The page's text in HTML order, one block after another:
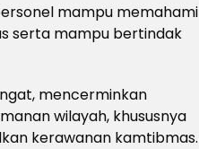
mampu memahami
serta mampu bertindak
mencerminkan
wilayah, khususnya
kerawanan kamtibmas.